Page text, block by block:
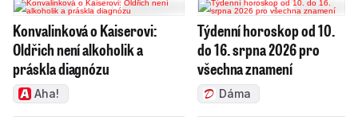
Konvalinková o Kaiserovi:
Oldřich není alkoholik a
práskla diagnózu
Aha!
Týdenní horoskop od 10.
do 16. srpna 2026 pro
všechna znamení
Dáma